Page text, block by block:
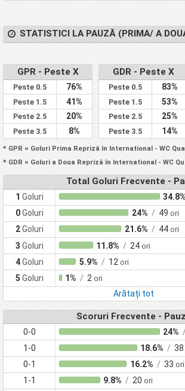
STATISTICI LA PAUZĂ (PRIMA/ A
GPR - Peste X
Peste 0.5 76%
Peste 1.5 41%
Peste 2.5 20%
Peste 3.5 8%
GDR - Peste X
Peste 0.5 83%
Peste 1.5 53%
Peste 2.5 25%
Peste 3.5 14%
* GPR = Goluri Prima Repriză în International - WC
* GDR = Goluri a Doua Repriză în International - WC
Total Goluri Frecvente -
1 Goluri 34.8%
0Goluri 24% / 49 ori
2Goluri 21.6% / 44 ori
3 Goluri 11.8% / 24 ori
4Goluri 5.9% / 12 ori
5 Goluri 1% / 2 ori
Arătați tot
Scoruri Frecvente -
0-0 24% /
1-0 18.6% / 38
0-1 16.2% / 33 ori
1-1 9.8% / 20 ori